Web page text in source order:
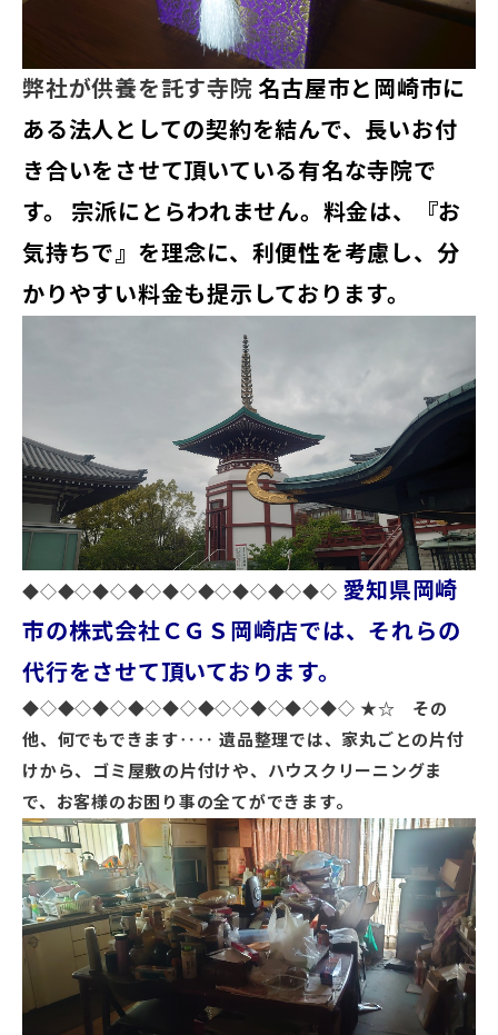
弊社が供養を託す寺院 名古屋市と岡崎市に
ある法人としての契約を結んで、長いお付
き合いをさせて頂いている有名な寺院で
す。
宗派にとらわれません。料金は、『お
気持ちで』を理念に、利便性を考慮し、分
かりやすい料金も提示しております。
◆◇◆◇◆◇◆◇◆◇◆◇◆◇◆◇◆◇ 愛知県岡崎
市の株式会社ＣＧＳ岡崎店では、それらの
代行をさせて頂いております。
◆◇◆◇◆◇◆◇◆◇◆◇◇◆◇◆◇◆◇ ★☆ その
他、何でもできます‥‥ 遺品整理では、家丸ごとの片付
けから、ゴミ屋敷の片付けや、ハウスクリーニングま
で、お客様のお困り事の全てができます。